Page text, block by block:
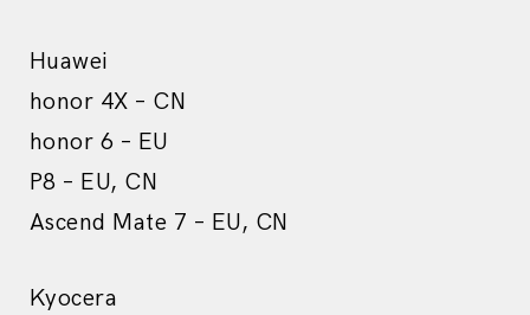
Huawei
honor 4X – CN
honor 6 – EU
P8 – EU, CN
Ascend Mate 7 – EU, CN
Kyocera